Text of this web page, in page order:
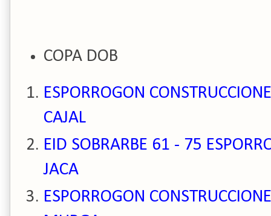
COPA DOB
ESPORROGON
CAJAL
EID SOBRARBE 61 - 75
JACA
ESPORROGON